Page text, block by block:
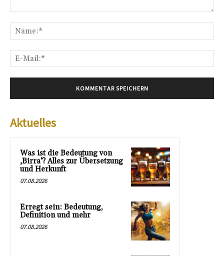
Aktuelles
Was ist die Bedeutung von
‚Birra‘? Alles zur Übersetzung
und Herkunft
07.08.2026
Erregt sein: Bedeutung,
Definition und mehr
07.08.2026